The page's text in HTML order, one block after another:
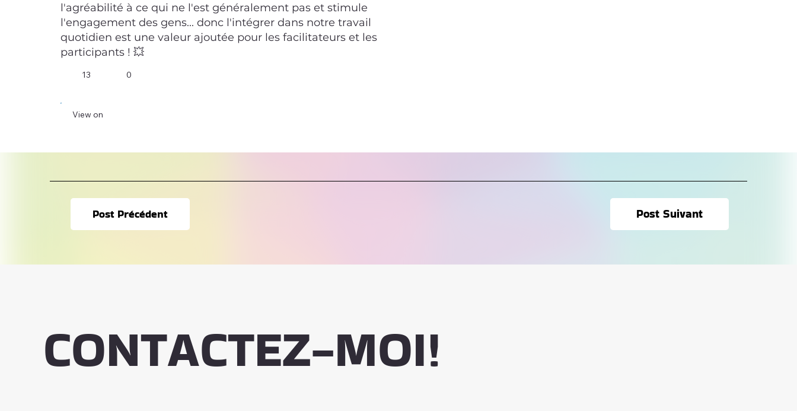
Post Précédent Post Suivant
l'agréabilité à ce qui ne l'est généralement pas et stimule
l'engagement des gens... donc l'intégrer dans notre travail
quotidien est une valeur ajoutée pour les facilitateurs et les
participants ! 💥
13 0
View on
CONTACTEZ-MOI!